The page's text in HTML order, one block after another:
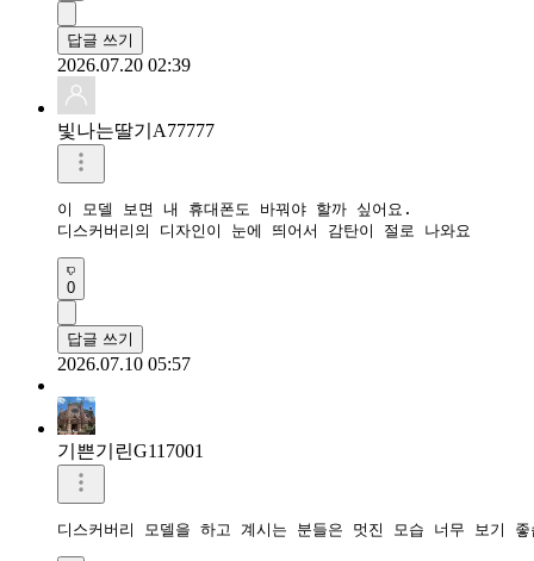
답글 쓰기
2026.07.20 02:39
빛나는딸기A77777
이 모델 보면 내 휴대폰도 바꿔야 할까 싶어요.
디스커버리의 디자인이 눈에 띄어서 감탄이 절로 나와요
0
답글 쓰기
2026.07.10 05:57
기쁜기린G117001
디스커버리 모델을 하고 계시는 분들은 멋진 모습 너무 보기 좋